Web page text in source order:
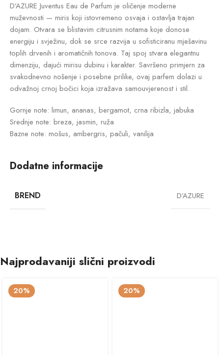
D’AZURE Juventus Eau de Parfum je oličenje moderne
muževnosti — miris koji istovremeno osvaja i ostavlja trajan
dojam. Otvara se blistavim citrusnim notama koje donose
energiju i svježinu, dok se srce razvija u sofisticiranu mješavinu
toplih drvenih i aromatičnih tonova. Taj spoj stvara elegantnu
dimenziju, dajući mirisu dubinu i karakter. Savršeno primjern za
svakodnevno nošenje i posebne prilike, ovaj parfem dolazi u
odvažnoj crnoj bočici koja izražava samouvjerenost i stil.
Gornje note: limun, ananas, bergamot, crna ribizla, jabuka
Srednje note: breza, jasmin, ruža
Bazne note: mošus, ambergris, pačuli, vanilija
Dodatne informacije
BREND D’AZURE
Najprodavaniji slični proizvodi
20% 20%